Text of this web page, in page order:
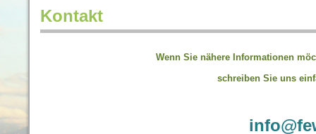
Kontakt
Wenn Sie nähere Informationen
schreiben Sie uns